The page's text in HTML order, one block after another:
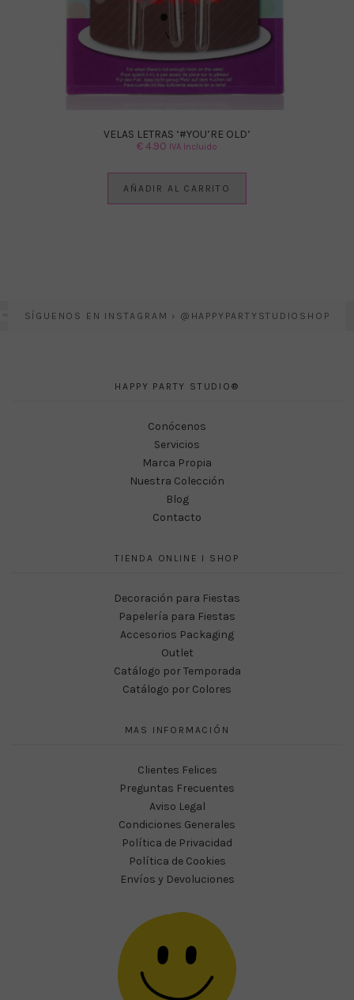
VELAS LETRAS ‘#YOU’RE OLD’
€4.90 IVA Incluido
AÑADIR AL CARRITO
SÍGUENOS EN INSTAGRAM › @HAPPYPARTYSTUDIOSHOP
HAPPY PARTY STUDIO®
Conócenos
Servicios
Marca Propia
Nuestra Colección
Blog
Contacto
TIENDA ONLINE I SHOP
Decoración para Fiestas
Papelería para Fiestas
Accesorios Packaging
Outlet
Catálogo por Temporada
Catálogo por Colores
MAS INFORMACIÓN
Clientes Felices
Preguntas Frecuentes
Aviso Legal
Condiciones Generales
Política de Privacidad
Política de Cookies
Envíos y Devoluciones